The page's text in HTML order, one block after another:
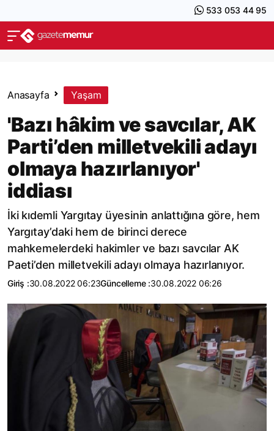
533 053 44 95
Anasayfa Yaşam
'Bazı hâkim ve savcılar, AK
Parti’den milletvekili adayı
olmaya hazırlanıyor'
iddiası
İki kıdemli Yargıtay üyesinin anlattığına göre, hem
Yargıtay’daki hem de birinci derece
mahkemelerdeki hakimler ve bazı savcılar AK
Paeti’den milletvekili adayı olmaya hazırlanıyor.
Giriş :30.08.2022 06:23Güncelleme :30.08.2022 06:26